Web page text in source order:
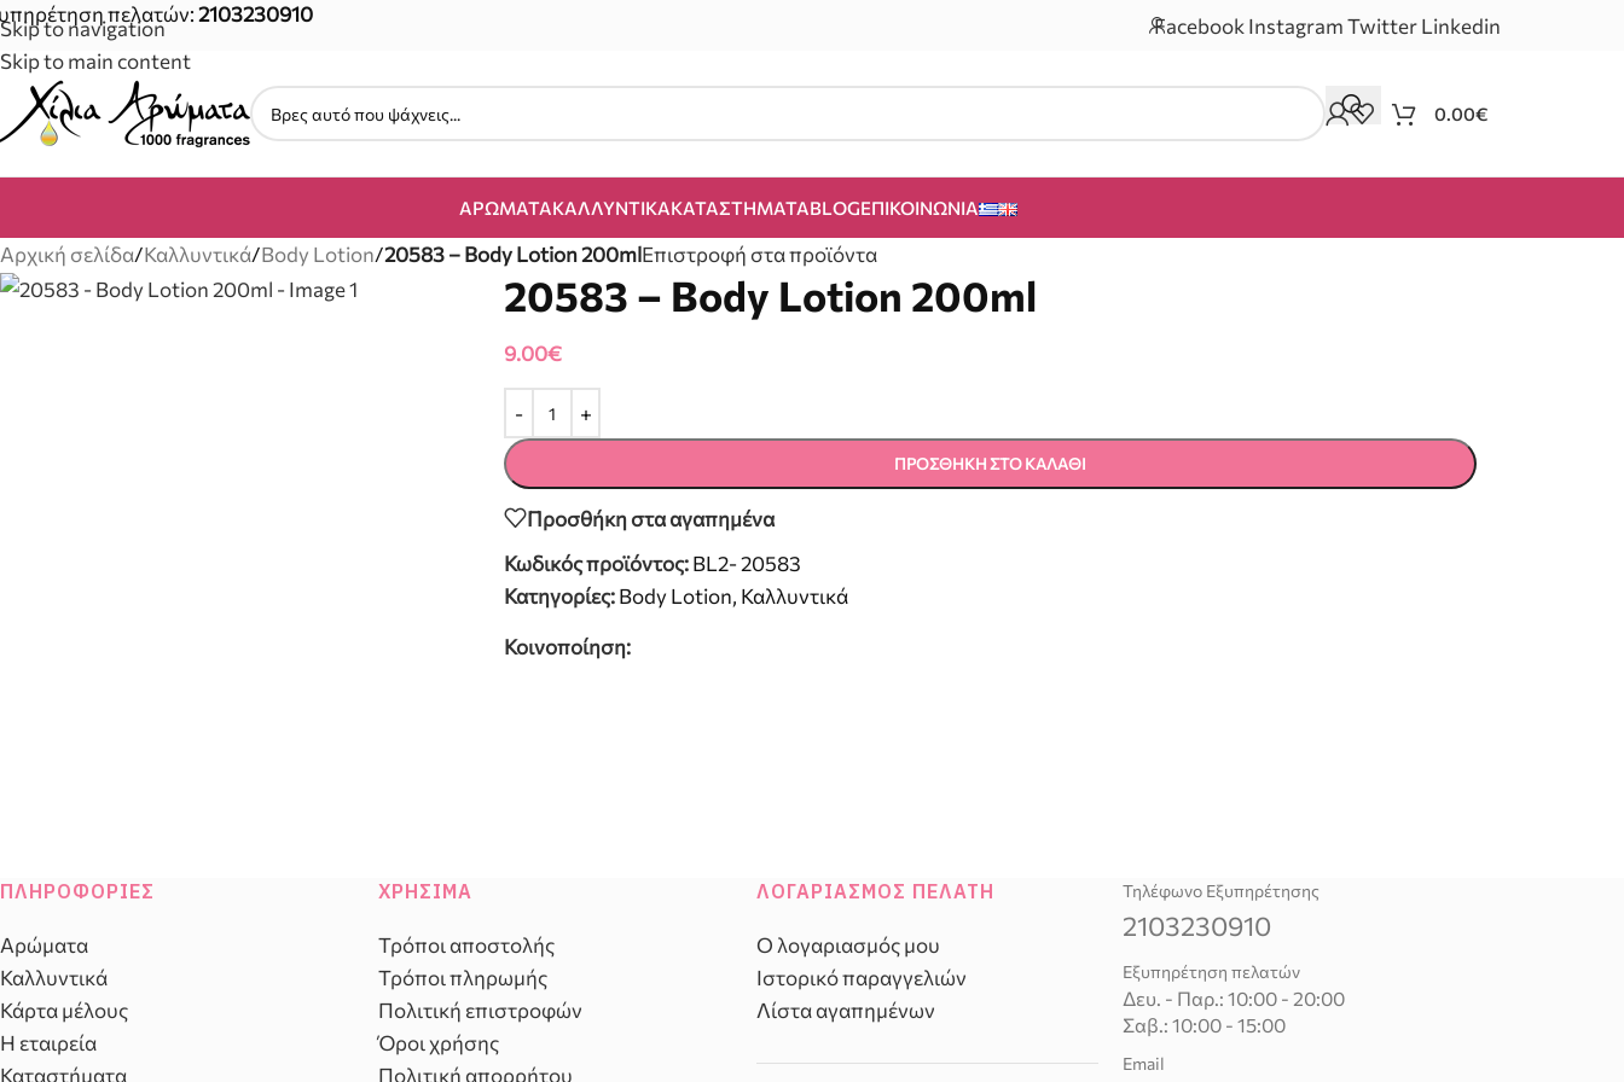
Skip to navigation
Skip to main content
πελατών:2103230910 FacebookInstagramTwitterLinkedin
0.00€
ΑΡΏΜΑΤΑΚΑΛΛΥΝΤΙΚΆΚΑΤΑΣΤΉΜΑΤΑBLOGΕΠΙΚΟΙΝΩΝΊΑ
Αρχική σελίδα/Καλλυντικά/Body Lotion/20583 – Body Lotion 200mlΕπιστροφή στα προϊόντα
20583 – Body Lotion 200ml
9.00€
ΠΡΟΣΘΉΚΗ ΣΤΟ ΚΑΛΆΘΙ
Προσθήκη στα αγαπημένα
Κωδικός προϊόντος:BL2- 20583
Κατηγορίες:Body Lotion, Καλλυντικά
Κοινοποίηση:
ΠΛΗΡΟΦΟΡΊΕΣ
Αρώματα
Καλλυντικά
Κάρτα μέλους
Η εταιρεία
Καταστήματα
ΧΡΉΣΙΜΑ
Τρόποι αποστολής
Τρόποι πληρωμής
Πολιτική επιστροφών
Όροι χρήσης
Πολιτική απορρήτου
ΛΟΓΑΡΙΑΣΜΌΣ ΠΕΛΆΤΗ
Ο λογαριασμός μου
Ιστορικό παραγγελιών
Λίστα αγαπημένων
Τηλέφωνο Εξυπηρέτησης
2103230910
Εξυπηρέτηση πελατών
Δευ. - Παρ.: 10:00 - 20:00
Σαβ.: 10:00 - 15:00
Email